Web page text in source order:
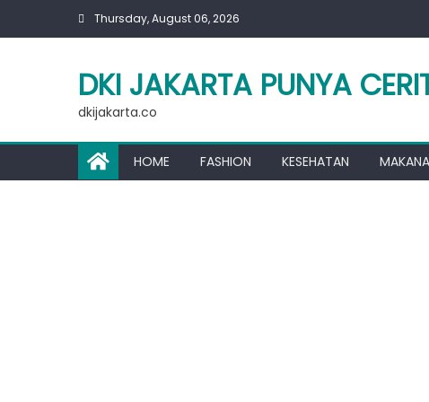
Thursday, August 06, 2026
DKI JAKARTA PUNYA
dkijakarta.co
HOME FASHION KESEHATAN